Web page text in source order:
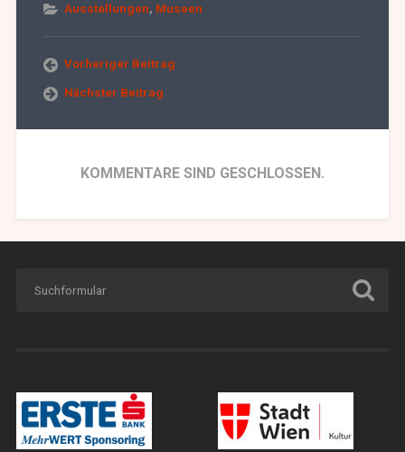
Ausstellungen, Museen
Vorheriger Beitrag
Nächster Beitrag
KOMMENTARE SIND GESCHLOSSEN.